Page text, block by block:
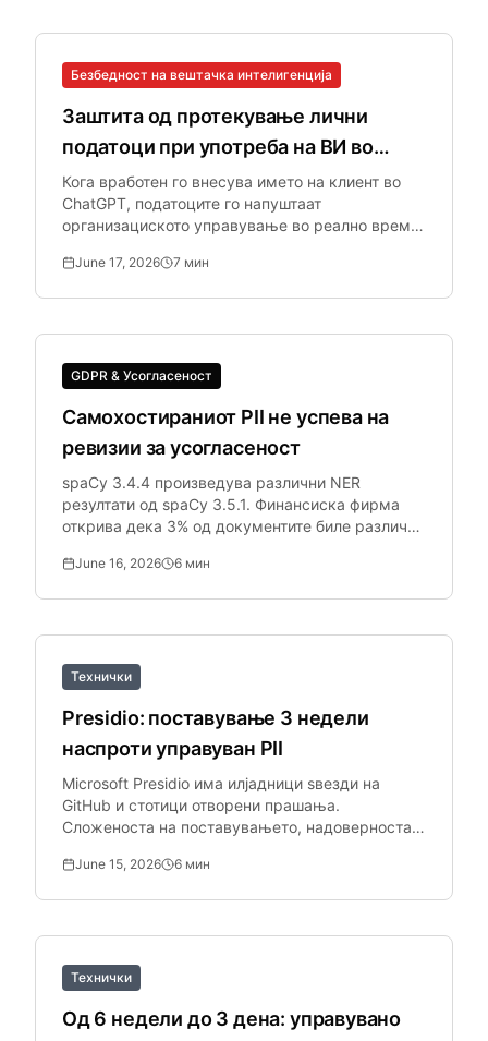
Безбедност на вештачка интелигенција
Заштита од протекување лични
податоци при употреба на ВИ во
реално време
Кога вработен го внесува името на клиент во
ChatGPT, податоците го напуштаат
организациското управување во реално време.
она што веќе е изгубено.
June 17, 2026 7 мин
GDPR & Усогласеност
Самохостираниот PII не успева на
ревизии за усогласеност
spaCy 3.4.4 произведува различни NER
резултати од spaCy 3.5.1. Финансиска фирма
открива дека 3% од документите биле различно
производство.
June 16, 2026 6 мин
Технички
Presidio: поставување 3 недели
наспроти управуван PII
Microsoft Presidio има илјадници ѕвезди на
GitHub и стотици отворени прашања.
Сложеноста на поставувањето, надоверноста
Python.
June 15, 2026 6 мин
Технички
Од 6 недели до 3 дена: управувано